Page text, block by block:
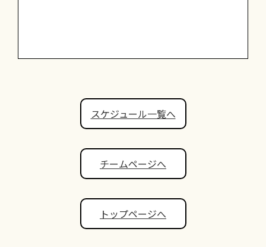
スケジュール一覧へ
チームページへ
トップページへ